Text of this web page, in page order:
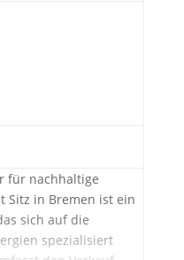
für nachhaltige
Sitz in Bremen ist ein
sich auf die
spezialisiert